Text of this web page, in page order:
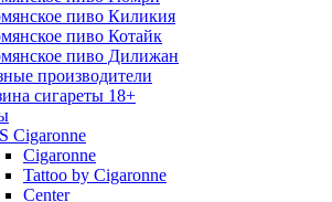
пиво Киликия
пиво Котайк
пиво Дилижан
производители
сигареты 18+
Cigaronne
Сigaronne
Tattoo by Cigaronne
Center